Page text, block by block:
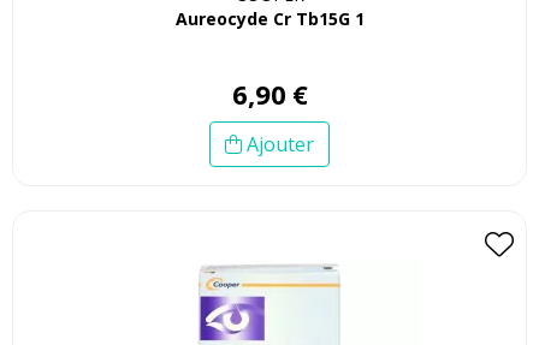
Aureocyde Cr Tb15G 1
6,90 €
Ajouter